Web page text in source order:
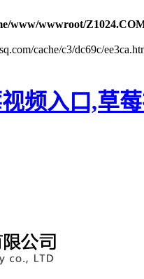
www/wwwroot/
cache/c3/dc69c/
频入口,草